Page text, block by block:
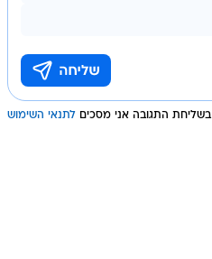
בשליחת התגובה אני מסכים לתנאי השימוש